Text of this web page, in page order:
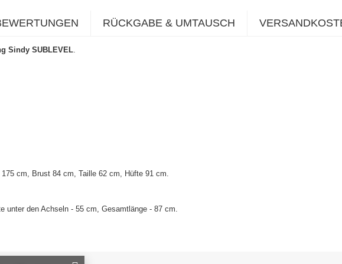
RÜCKGABE & UMTAUSCH
Sindy SUBLEVEL.
cm, Brust 84 cm, Taille 62 cm, Hüfte 91 cm.
unter den Achseln - 55 cm, Gesamtlänge - 87 cm.